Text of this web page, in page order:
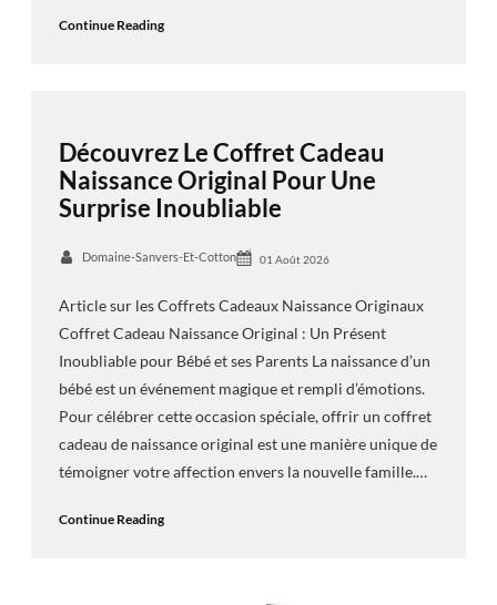
Continue Reading
Découvrez Le Coffret Cadeau
Naissance Original Pour Une
Surprise Inoubliable
Domaine-Sanvers-Et-Cotton 01 Août 2026
Article sur les Coffrets Cadeaux Naissance Originaux
Coffret Cadeau Naissance Original : Un Présent
Inoubliable pour Bébé et ses Parents La naissance d’un
bébé est un événement magique et rempli d’émotions.
Pour célébrer cette occasion spéciale, offrir un coffret
cadeau de naissance original est une manière unique de
témoigner votre affection envers la nouvelle famille.…
Continue Reading